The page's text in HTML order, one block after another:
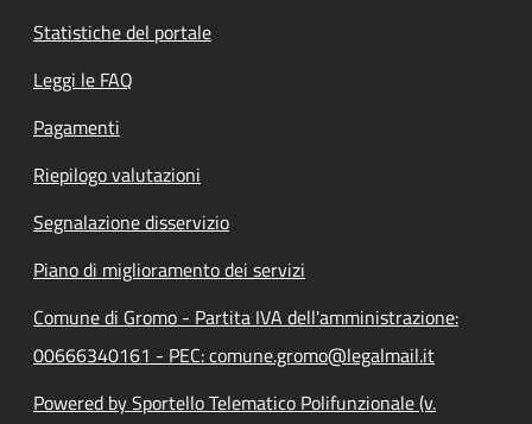
Statistiche del portale
Leggi le FAQ
Pagamenti
Riepilogo valutazioni
Segnalazione disservizio
Piano di miglioramento dei servizi
Comune di Gromo - Partita IVA dell'amministrazione:
00666340161 - PEC: comune.gromo@legalmail.it
Powered by Sportello Telematico Polifunzionale (v.